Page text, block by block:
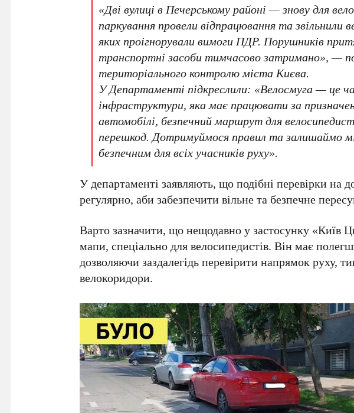
«Дві вулиці вПечерському районі— знову для
паркування провели відпрацювання та звільнили
яких проігнорували вимоги ПДР. Порушників
транспортні засоби тимчасово затримано», —
територіального контролю міста Києва.
У Департаменті підкреслили: «Велосмуга — це
інфраструктури, яка має працювати за
автомобілі, безпечний маршрут для
перешкод. Дотримуймося правил та залишаймо
безпечним для всіх учасників руху».
У департаменті заявляють, що подібні перевірки на
регулярно, аби забезпечити вільне та безпечне
Варто зазначити, що нещодавно у застосунку «Київ
мапи, спеціально для велосипедистів. Він має
дозволяючи заздалегідь перевірити напрямок руху,
велокоридори.